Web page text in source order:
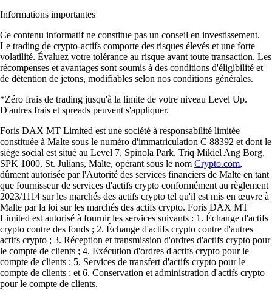
Informations importantes
Ce contenu informatif ne constitue pas un conseil en investissement.
Le trading de crypto-actifs comporte des risques élevés et une forte
volatilité. Évaluez votre tolérance au risque avant toute transaction. Les
récompenses et avantages sont soumis à des conditions d'éligibilité et
de détention de jetons, modifiables selon nos conditions générales.
*Zéro frais de trading jusqu'à la limite de votre niveau Level Up.
D'autres frais et spreads peuvent s'appliquer.
Foris DAX MT Limited est une société à responsabilité limitée
constituée à Malte sous le numéro d'immatriculation C 88392 et dont le
siège social est situé au Level 7, Spinola Park, Triq Mikiel Ang Borg,
SPK 1000, St. Julians, Malte, opérant sous le nom Crypto.com,
dûment autorisée par l'Autorité des services financiers de Malte en tant
que fournisseur de services d'actifs crypto conformément au règlement
2023/1114 sur les marchés des actifs crypto tel qu'il est mis en œuvre à
Malte par la loi sur les marchés des actifs crypto. Foris DAX MT
Limited est autorisé à fournir les services suivants : 1. Échange d'actifs
crypto contre des fonds ; 2. Échange d'actifs crypto contre d'autres
actifs crypto ; 3. Réception et transmission d'ordres d'actifs crypto pour
le compte de clients ; 4. Exécution d'ordres d'actifs crypto pour le
compte de clients ; 5. Services de transfert d'actifs crypto pour le
compte de clients ; et 6. Conservation et administration d'actifs crypto
pour le compte de clients.